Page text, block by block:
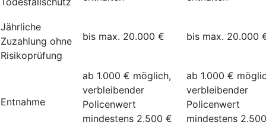
Jährliche
Zuzahlung ohne
Risikoprüfung
bis max. 20.000 € bis max. 20.000
Entnahme
ab 1.000 € möglich,
verbleibender
Policenwert
mindestens 2.500 €
ab 1.000 €
verbleibender
Policenwert
mindestens